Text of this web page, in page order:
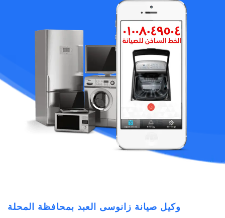
وكيل صيانة زانوسى العبد بمحافظة المحلة